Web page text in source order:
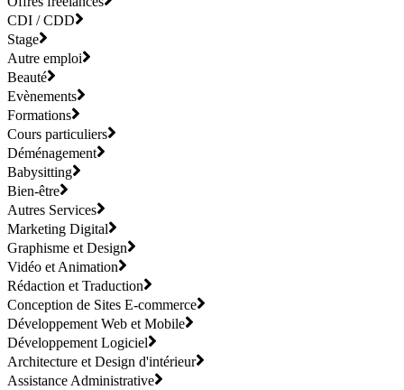
CDI / CDD
Stage
Autre emploi
Beauté
Evènements
Formations
Cours particuliers
Déménagement
Babysitting
Bien-être
Autres Services
Marketing Digital
Graphisme et Design
Vidéo et Animation
Rédaction et Traduction
Conception de Sites E-commerce
Développement Web et Mobile
Développement Logiciel
Architecture et Design d'intérieur
Assistance Administrative